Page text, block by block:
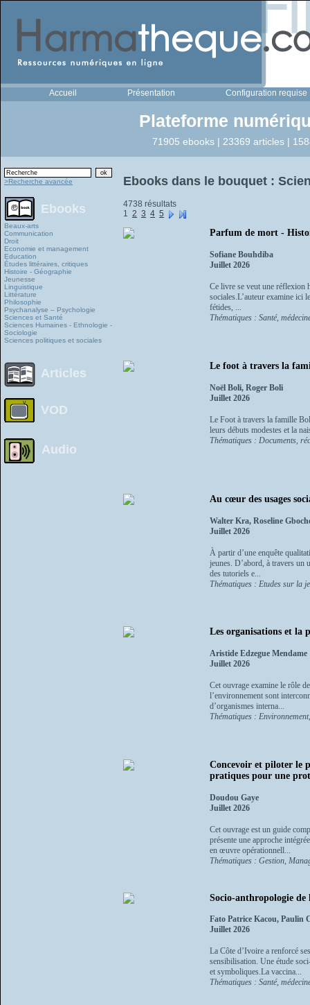
Accueil Présentation Configuration requise
Plateforme
71905 ebooks | 23369 articles |
>Recherche avancée
Ebooks
Beaux-arts
Communication
Droit
Economie et management
Education
Études littéraires, critiques
Histoire - Géographie
Jeunesse
Linguistique
Littérature
Philosophie
Psychanalyse – Psychologie
Sciences et Santé
Sciences Humaines - Ethnologie -
Sociologie
Sciences politiques et sociales
Articles
VOD
Audio
Ebooks dans le bouquet :
4738 résultats
1 2 3 4 5
Parfum de mort -
Sofiane Bouhdiba
Juillet 2026
Ce livre se veut une réflexion
sociales.L’auteur examine ici
fétides, ...
Thématiques : Santé,
Le foot à travers la
Noël Boli, Roger Boli
Juillet 2026
Le Foot à travers la famille
leurs débuts modestes et la
Thématiques : Documents,
Au cœur des usages
Walter Kra, Roseline
Juillet 2026
À partir d’une enquête
jeunes. D’abord, à travers un
des tutoriels e...
Thématiques : Etudes sur la
Les organisations et la
Aristide Edzegue Mendame
Juillet 2026
Cet ouvrage examine le rôle
l’environnement sont
d’organismes interna...
Thématiques :
Concevoir et piloter le
pratiques pour une
Doudou Gaye
Juillet 2026
Cet ouvrage est un guide
présente une approche
en œuvre opérationnell...
Thématiques : Gestion,
Socio-anthropologie de
Fato Patrice Kacou, Paulin
Juillet 2026
La Côte d’Ivoire a renforcé
sensibilisation. Une étude
et symboliques.La vaccina...
Thématiques : Santé,